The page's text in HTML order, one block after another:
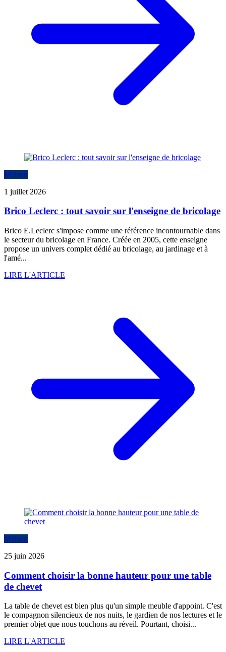
Maison
1 juillet 2026
Brico Leclerc : tout savoir sur l'enseigne de bricolage
Brico E.Leclerc s'impose comme une référence incontournable dans
le secteur du bricolage en France. Créée en 2005, cette enseigne
propose un univers complet dédié au bricolage, au jardinage et à
l'amé...
LIRE L'ARTICLE
Maison
25 juin 2026
Comment choisir la bonne hauteur pour une table
de chevet
La table de chevet est bien plus qu'un simple meuble d'appoint. C'est
le compagnon silencieux de nos nuits, le gardien de nos lectures et le
premier objet que nous touchons au réveil. Pourtant, choisi...
LIRE L'ARTICLE